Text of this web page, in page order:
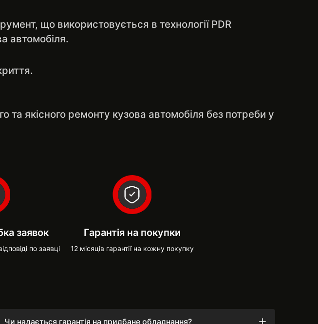
що використовується в технології PDR
автомобіля.
якісного ремонту кузова автомобіля без потреби у
заявок
по заявці
Гарантія на покупки
12 місяців гарантії на кожну покупку
Чи надається гарантія на придбане обладнання?